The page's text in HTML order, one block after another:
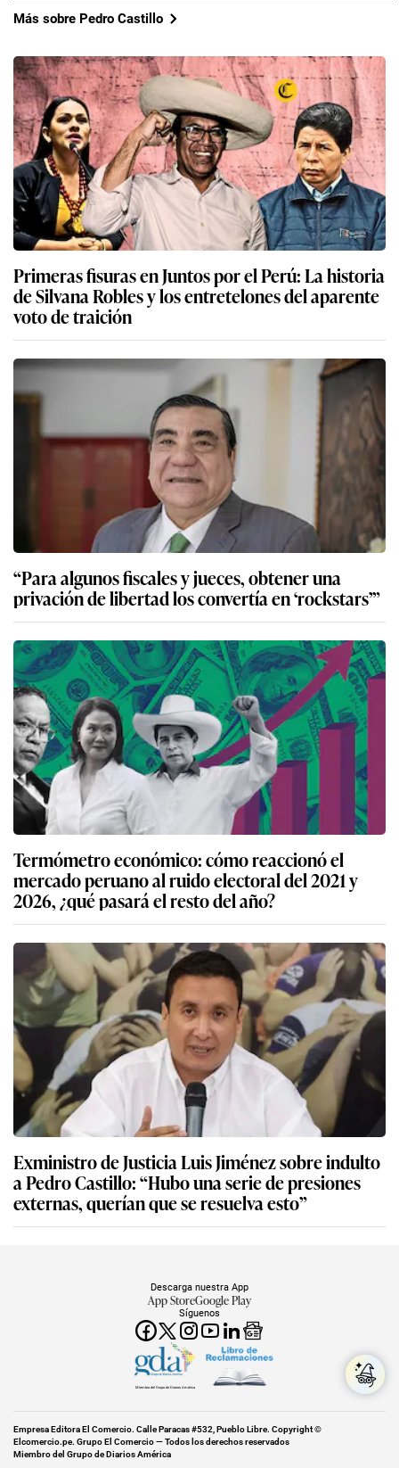
Más sobre Pedro Castillo
Primeras fisuras en Juntos por el Perú: La historia
de Silvana Robles y los entretelones del aparente
voto de traición
“Para algunos fiscales y jueces, obtener una
privación de libertad los convertía en ‘rockstars’”
Termómetro económico: cómo reaccionó el
mercado peruano al ruido electoral del 2021 y
2026, ¿qué pasará el resto del año?
Exministro de Justicia Luis Jiménez sobre indulto
a Pedro Castillo: “Hubo una serie de presiones
externas, querían que se resuelva esto”
Síguenos
Descarga nuestra App
App StoreGoogle Play
Miembro del Grupo de Diarios América
Empresa Editora El Comercio. Calle Paracas #532, Pueblo Libre. Copyright ©
Elcomercio.pe. Grupo El Comercio — Todos los derechos reservados
Miembro del Grupo de Diarios América